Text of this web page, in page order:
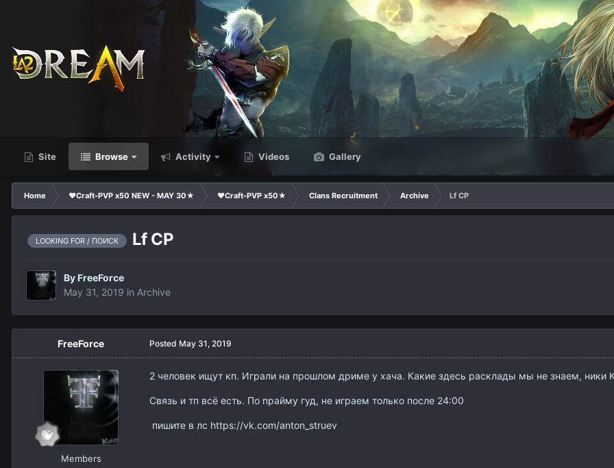
Site Browse Activity Videos Gallery
Home ❤Craft-PVP x50 NEW - MAY 30★ ❤Craft-PVP x50★ Clans Recruitment Archive
Lf CP
LOOKING FOR / ПОИСК Lf CP
By FreeForce
May 31, 2019 in Archive
FreeForce
Members
Posted May 31, 2019
2 человек ищут кп. Играли на прошлом дриме у хача. Какие здесь расклады мы не знаем, ники
Связь и тп всё есть. По прайму гуд, не играем только после 24:00
пишите в лс https://vk.com/anton_struev